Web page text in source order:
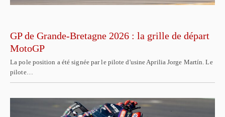
GP de Grande-Bretagne 2026 : la grille de départ
MotoGP
La pole position a été signée par le pilote d'usine Aprilia Jorge Martín. Le
pilote…